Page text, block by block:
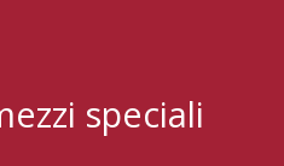
speciali